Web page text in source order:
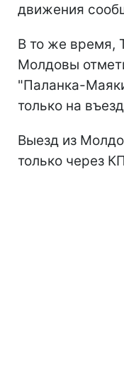
движения
В то же время,
Молдовы
"Паланка-
только на
Выезд из
только через